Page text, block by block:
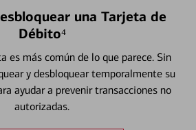
una Tarjeta de
Débito⁴
es más común de lo que parece. Sin
y desbloquear temporalmente su
ayudar a prevenir transacciones no
autorizadas.